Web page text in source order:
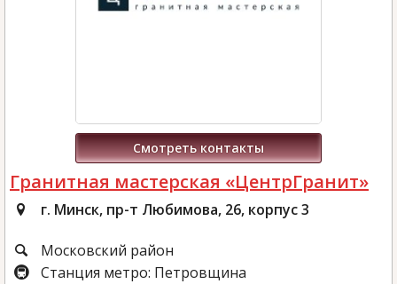
Смотреть контакты
Гранитная мастерская «ЦентрГранит»
г. Минск, пр-т Любимова, 26, корпус 3
Московский район
Станция метро: Петровщина